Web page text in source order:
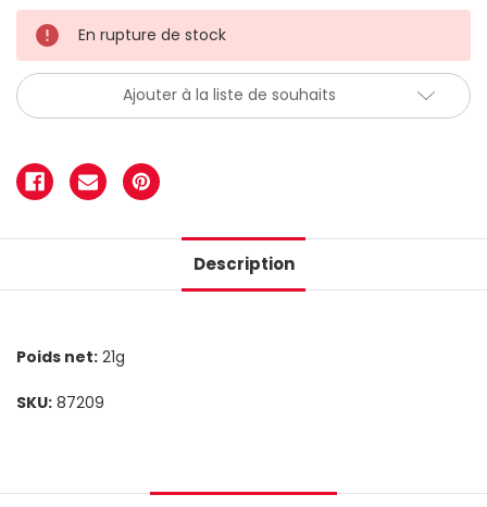
En rupture de stock
Ajouter à la liste de souhaits
Description
Poids net: 21g
SKU: 87209